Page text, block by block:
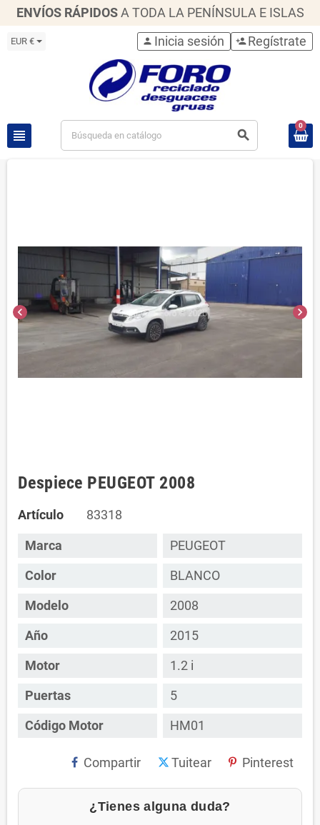
ENVÍOS RÁPIDOS A TODA LA PENÍNSULA E ISLAS
EUR €
view_headline search
person Inicia sesión person_add Regístrate
0
chevron_left chevron_right
Despiece PEUGEOT 2008
Artículo 83318
Marca
PEUGEOT
Color
BLANCO
Modelo
2008
Año
2015
Motor
1.2 i
Puertas
5
Código Motor
HM01
Compartir Tuitear Pinterest
¿Tienes alguna duda?